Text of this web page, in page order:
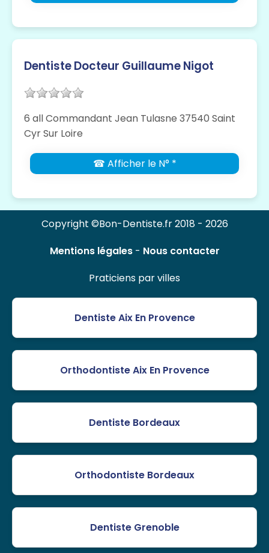
Dentiste Docteur Guillaume Nigot
6 all Commandant Jean Tulasne 37540 Saint
Cyr Sur Loire
☎ Afficher le N° *
Copyright ©Bon-Dentiste.fr 2018 - 2026
Mentions légales- Nous contacter
Praticiens par villes
Dentiste Aix En Provence
Orthodontiste Aix En Provence
Dentiste Bordeaux
Orthodontiste Bordeaux
Dentiste Grenoble